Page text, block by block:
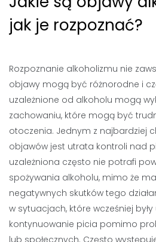
jak je rozpoznać?
Rozpoznanie alkoholizmu nie
objawy mogą być różnorodne i
uzależnione od alkoholu mogą
zachowaniu, które mogą być
otoczenia. Jednym z najbardziej
objawów jest utrata kontroli nad
uzależniona często nie potrafi
spożywania alkoholu, mimo że
negatywnych skutków tego
w sytuacjach, które wcześniej były
kontynuowanie picia pomimo
lub społecznych. Często